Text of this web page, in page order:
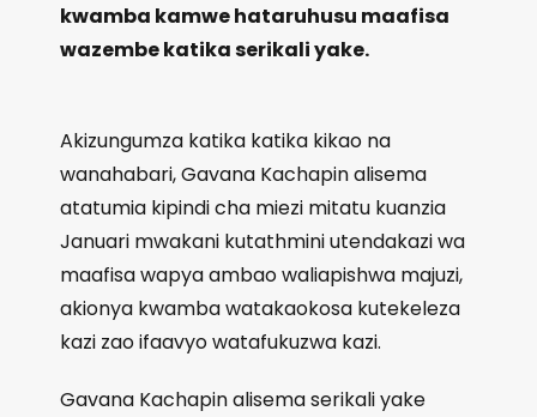
kwamba kamwe hataruhusu maafisa
wazembe katika serikali yake.
Akizungumza katika katika kikao na
wanahabari, Gavana Kachapin alisema
atatumia kipindi cha miezi mitatu kuanzia
Januari mwakani kutathmini utendakazi wa
maafisa wapya ambao waliapishwa majuzi,
akionya kwamba watakaokosa kutekeleza
kazi zao ifaavyo watafukuzwa kazi.
Gavana Kachapin alisema serikali yake